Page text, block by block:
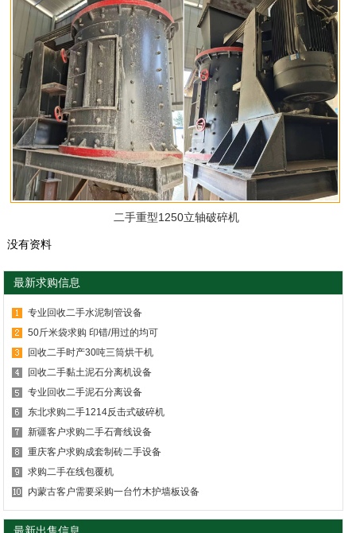
二手重型1250立轴破碎机
没有资料
最新求购信息
专业回收二手水泥制管设备
50斤米袋求购 印错/用过的均可
回收二手时产30吨三筒烘干机
回收二手黏土泥石分离机设备
专业回收二手泥石分离设备
东北求购二手1214反击式破碎机
新疆客户求购二手石膏线设备
重庆客户求购成套制砖二手设备
求购二手在线包覆机
内蒙古客户需要采购一台竹木护墙板设备
最新出售信息